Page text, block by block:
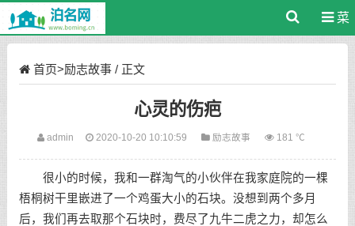
菜
首页>励志故事/ 正文
心灵的伤疤
admin 2020-10-20 10:10:59 励志故事 181 ℃
很小的时候，我和一群淘气的小伙伴在我家庭院的一棵
梧桐树干里嵌进了一个鸡蛋大小的石块。没想到两个多月
后，我们再去取那个石块时，费尽了九牛二虎之力，却怎么